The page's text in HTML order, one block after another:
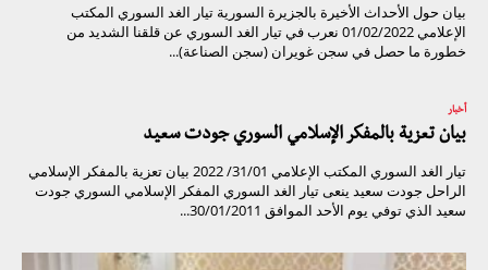
بيان حول الأحداث الأخيرة بالجزيرة السورية تيار الغد السوري المكتب
الإعلامي 01/02/2022 نعرب في تيار الغد السوري عن قلقنا الشديد من
خطورة ما حصل في سجن غويران (سجن الصناعة)...
أخبار
بيان تعزية بالمفكر الإسلامي السوري جودت سعيد
تيار الغد السوري المكتب الإعلامي 31/01/ 2022 بيان تعزية بالمفكر الإسلامي
الراحل جودت سعيد ينعى تيار الغد السوري المفكر الإسلامي السوري جودت
سعيد الذي توفي يوم الأحد الموافق 30/01/2011...